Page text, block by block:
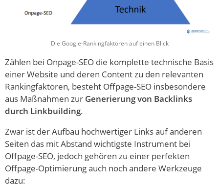
Die Google-Rankingfaktoren auf einen Blick
Zählen bei Onpage-SEO die komplette technische Basis
einer Website und deren Content zu den relevanten
Rankingfaktoren, besteht Offpage-SEO insbesondere
aus Maßnahmen zur Generierung von Backlinks
durch Linkbuilding.
Zwar ist der Aufbau hochwertiger Links auf anderen
Seiten das mit Abstand wichtigste Instrument bei
Offpage-SEO, jedoch gehören zu einer perfekten
Offpage-Optimierung auch noch andere Werkzeuge
dazu: